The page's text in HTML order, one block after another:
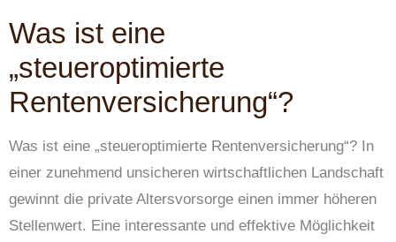
Was ist eine
„steueroptimierte
Rentenversicherung“?
Was ist eine „steueroptimierte Rentenversicherung“? In
einer zunehmend unsicheren wirtschaftlichen Landschaft
gewinnt die private Altersvorsorge einen immer höheren
Stellenwert. Eine interessante und effektive Möglichkeit